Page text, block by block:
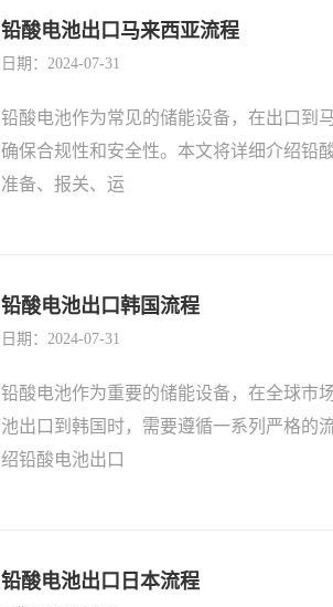
铅酸电池出口马来西亚流程
日期：2024-07-31
铅酸电池作为常见的储能设备，在出口到
确保合规性和安全性。本文将详细介绍铅
准备、报关、运
铅酸电池出口韩国流程
日期：2024-07-31
铅酸电池作为重要的储能设备，在全球市
池出口到韩国时，需要遵循一系列严格的
绍铅酸电池出口
铅酸电池出口日本流程